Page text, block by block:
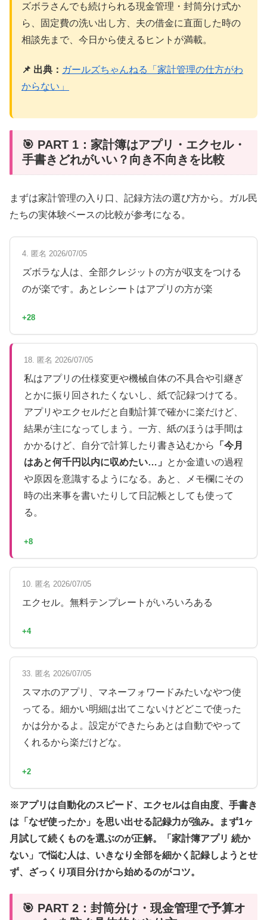
ズボラさんでも続けられる現金管理・封筒分け式か
ら、固定費の洗い出し方、夫の借金に直面した時の
相談先まで、今日から使えるヒントが満載。
📌 出典： ガールズちゃんねる「家計管理の仕方がわ
からない」
🎯 PART 1：家計簿はアプリ・エクセル・
手書きどれがいい？向き不向きを比較
まずは家計管理の入り口、記録方法の選び方から。ガル民
たちの実体験ベースの比較が参考になる。
4. 匿名 2026/07/05
ズボラな人は、全部クレジットの方が収支をつける
のが楽です。あとレシートはアプリの方が楽
+28
18. 匿名 2026/07/05
私はアプリの仕様変更や機械自体の不具合や引継ぎ
とかに振り回されたくないし、紙で記録つけてる。
アプリやエクセルだと自動計算で確かに楽だけど、
結果が主になってしまう。一方、紙のほうは手間は
かかるけど、自分で計算したり書き込むから
「今月
はあと何千円以内に収めたい…」
とか金遣いの過程
や原因を意識するようになる。あと、メモ欄にその
時の出来事を書いたりして日記帳としても使って
る。
+8
10. 匿名 2026/07/05
エクセル。無料テンプレートがいろいろある
+4
33. 匿名 2026/07/05
スマホのアプリ、マネーフォワードみたいなやつ使
ってる。細かい明細は出てこないけどどこで使った
かは分かるよ。設定ができたらあとは自動でやって
くれるから楽だけどな。
+2
※アプリは自動化のスピード、エクセルは自由度、手書き
は「なぜ使ったか」を思い出せる記録力が強み。まず1ヶ
月試して続くものを選ぶのが正解。「家計簿アプリ 続か
ない」で悩む人は、いきなり全部を細かく記録しようとせ
ず、ざっくり項目分けから始めるのがコツ。
🎯 PART 2：封筒分け・現金管理で予算オ